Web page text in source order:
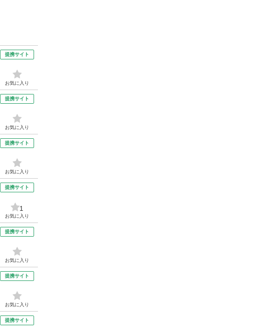
提携サイト
お気に入り
提携サイト
お気に入り
提携サイト
お気に入り
提携サイト
1
お気に入り
提携サイト
お気に入り
提携サイト
お気に入り
提携サイト